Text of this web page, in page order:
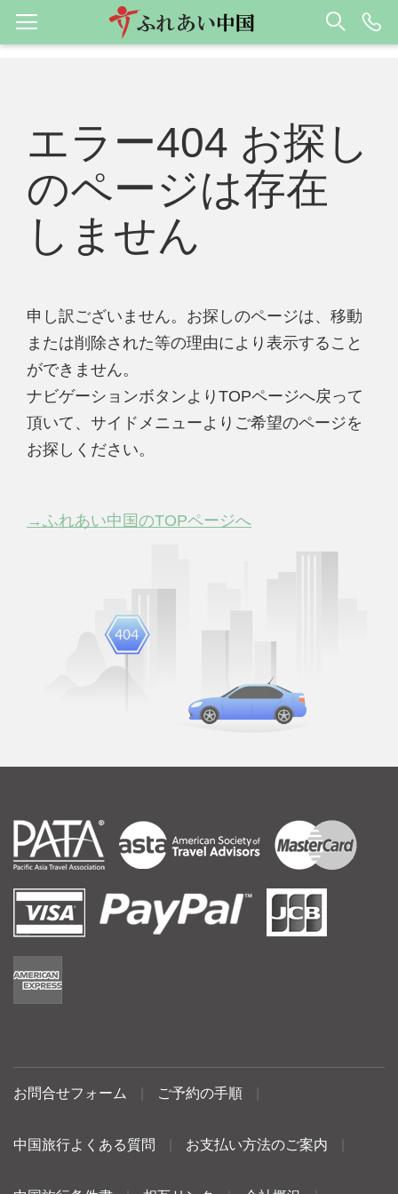
エラー404 お探し
のページは存在
しません
申し訳ございません。お探しのページは、移動
または削除された等の理由により表示すること
ができません。
ナビゲーションボタンよりTOPページへ戻って
頂いて、サイドメニューよりご希望のページを
お探しください。
→ふれあい中国のTOPページへ
お問合せフォーム ご予約の手順
中国旅行よくある質問 お支払い方法のご案内